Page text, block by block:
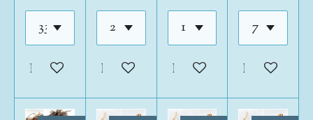
In den WarenkorbIn den WarenkorbIn den Warenkorb
In den